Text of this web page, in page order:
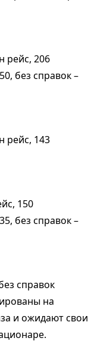
рейс, 206
без справок –
рейс, 143
150
без справок –
справок
на
и ожидают свои